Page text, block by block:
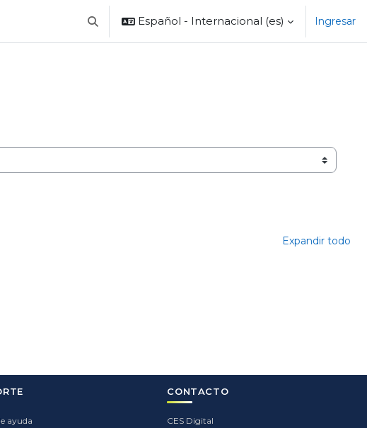
Selector de búsqueda de entrada
Español - Internacional ‎(es)‎ Ingresar
Expandir todo
ayuda
CONTACTO
CES Digital